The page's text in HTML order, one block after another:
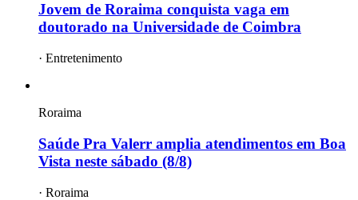
Jovem de Roraima conquista vaga em
doutorado na Universidade de Coimbra
· Entretenimento
Roraima
Saúde Pra Valerr amplia atendimentos em Boa
Vista neste sábado (8/8)
· Roraima